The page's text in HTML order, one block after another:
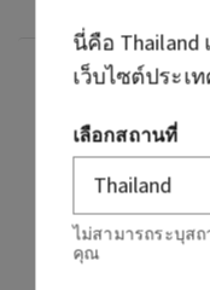
กลิ่น
กลิ่นหอมอย่างไร: ห
ความเฟมินีน เป็น
โน้ต: ดอกซากุระ,
นี่คือ Thailand
เว็บไซต์ประ
เลือกสถานที่
ไม่สามารถระบุส
คุณ